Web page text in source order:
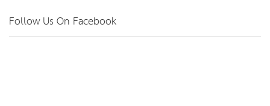
Follow Us On Facebook